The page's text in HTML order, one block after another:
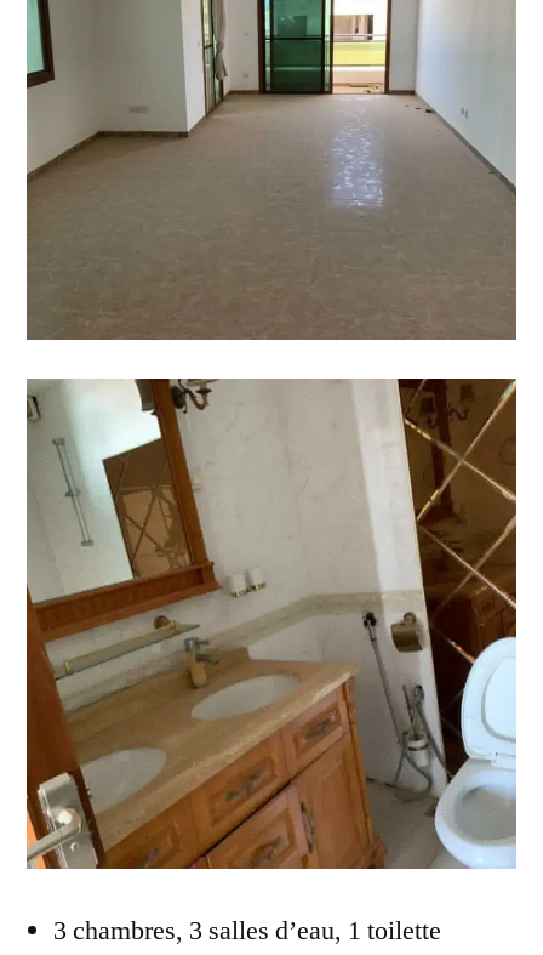
3 chambres, 3 salles d’eau, 1 toilette